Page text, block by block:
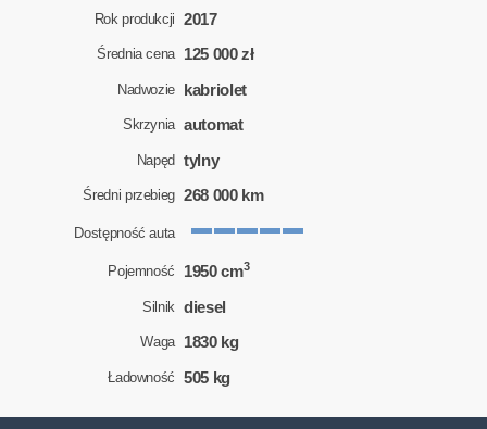
Rok produkcji 2017
Średnia cena 125 000 zł
Nadwozie kabriolet
Skrzynia automat
Napęd tylny
Średni przebieg 268 000 km
Dostępność auta
Pojemność 1950 cm3
Silnik diesel
Waga 1830 kg
Ładowność 505 kg